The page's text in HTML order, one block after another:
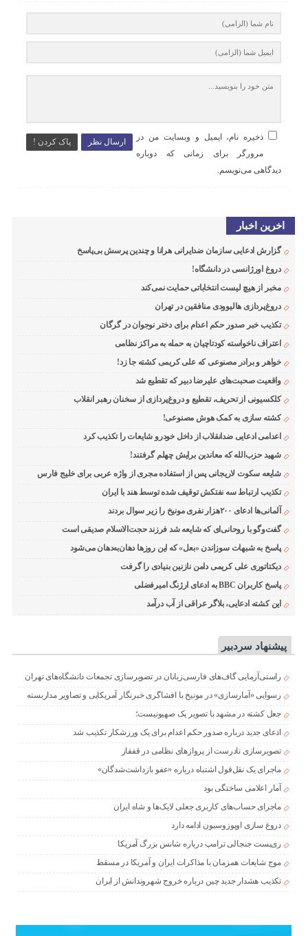
ارسال نظر پاک کردن !
ذخیره نام، ایمیل و وبسایت من در
مرورگر برای زمانی که دوباره
دیدگاهی می‌نویسم.
اخرین اخبار
گزارش ادعایی سازمان ضدایرانی هرانا و چندین پرسش بی‌پاسخ
دروغ اورژانسی در دانشگاه!
مخبر از هیچ لیست انتخاباتی حمایت نمی‌کند
دروغ‌پردازی هالیوودی منافقین در تهران
تکذیب خبر صدور حکم اعدام برای دختر نوجوان در گرگان
اعتراف ناخواسته کودتاچیان به حمله به مراکز نظامی
خواهر و برادر مصنوعی که علی کریمی کشته جا زد!
واقعیت صحبت‌های علیرضا دبیر که تقطیع شد
کلکسیونی از تحریف، تقطیع و دروغ‌پردازی از سخنان رهبر انقلاب
کشته سازی به کمک هوش مصنوعی!
اعدامی ادعایی ضدانقلاب از داخل خودرو شایعات را تکذیب کرد
شهید حزب‌الله که معاندین برایش چهلم گرفتند!
شایعه سکوت لاریجانی پس از استفاده مجری از واژه عربی برای خلیج فارس
تکذیب ارتباط سه نفتکش توقیف شده توسط هند با ایران
آلمانی‌ها ادعای ۲۰۰هزار نفری مونیخ را زیر سوال بردند
گفت‌وگو با روحانی‌ای که شایعه شد فرزند حجت‌الاسلام صدیقی است
پاسخ به شبهات سوزاندن «بعل» که این روزها دهان‌به‌دهان می‌شود
دیکتاتوری علی کریمی دامن نازنین بنیادی را گرفت
پاسخ کاربران BBC به ادعای ارژنگ امیرفضلی
این کشته ادعایی، بلاگر عراقی از آب درآمد
پیشنهاد سردبیر
راستی‌آزمایی گاف‌های فارسی‌زبانان در تصویرسازی تجمعات دانشگاه‌های تهران
رسوایی «آمارسازی» در مونیخ با افشاگری خبرنگار آمریکایی و تصاویر مداربسته
جعل کشته در مشهد با تصویر یک صهیونیست؛
ادعای جدید درباره صدور حکم اعدام برای یک ورزشکار تکذیب شد
تصویرسازی نادرست از پروازهای نظامی در قفقاز
ماجرای یک نقل‌قول اشتباه درباره «عفو بازداشت‌شدگان»
آمار اعلامی ساختگی بود
ماجرای حساب‌های کاربری جعلی لایک‌ها و شاه ایران
دروغ سازی اوپوزوسیون ادامه دارد
ری‌پست جنجالی ترامپ درباره شانس بزرگ آمریکا
موج شایعات همزمان با مذاکرات ایران و آمریکا در مسقط
تکذیب هشدار جدید چین درباره خروج شهروندانش از ایران